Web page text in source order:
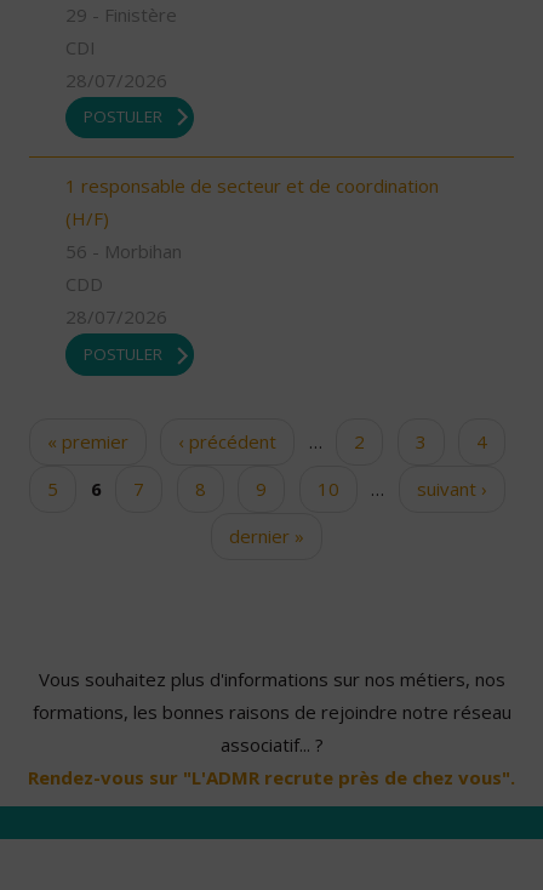
29 - Finistère
CDI
28/07/2026
POSTULER
1 responsable de secteur et de coordination
(H/F)
56 - Morbihan
CDD
28/07/2026
POSTULER
Pages« premier ‹ précédent … 2 3
4
5
6 7 8 9 10 …
suivant ›
dernier »
Vous souhaitez plus d'informations sur nos métiers, nos
formations, les bonnes raisons de rejoindre notre réseau
associatif... ?
Rendez-vous sur "L'ADMR recrute près de chez vous".